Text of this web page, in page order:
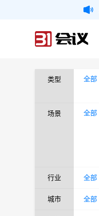
类型 全部
场景 全部
行业 全部
城市 全部